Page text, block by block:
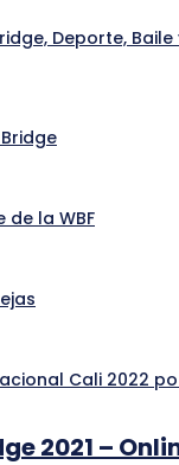
Deporte, Baile
de la WBF
Cali 2022
2021 –